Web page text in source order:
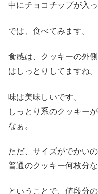
中にチョコチップが入っ
では、食べてみます。
食感は、クッキーの外
はしっとりしてますね。
味は美味しいです。
しっとり系のクッキー
なぁ。
ただ、サイズがでかい
普通のクッキー何枚分
ということで、値段分